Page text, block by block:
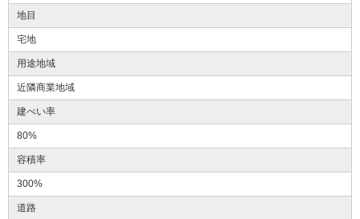
地目
宅地
用途地域
近隣商業地域
建ぺい率
80%
容積率
300%
道路